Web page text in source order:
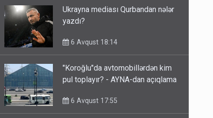
Ukrayna mediası Qurbandan nələr
yazdı?
6 Avqust 18:14
"Koroğlu"da avtomobillərdən kim
pul toplayır? - AYNA-dan açıqlama
6 Avqust 17:55